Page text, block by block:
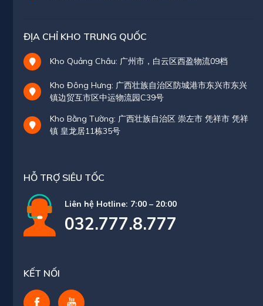
ĐỊA CHỈ KHO TRUNG QUỐC
Kho Quảng Châu: 广州市，白云区西盈物流09档
Kho Đông Hưng: 广西壮族自治区防城港市东兴市东兴
镇边贸互市区中运物流园C39号
Kho Bằng Tường: 广西壮族自治区 崇左市 凭祥市 凭祥
镇 皇龙居11栋35号
HỖ TRỢ SIÊU TỐC
Liên hệ Hotline: 7:00 – 20:00
032.777.8.777
KẾT NỐI